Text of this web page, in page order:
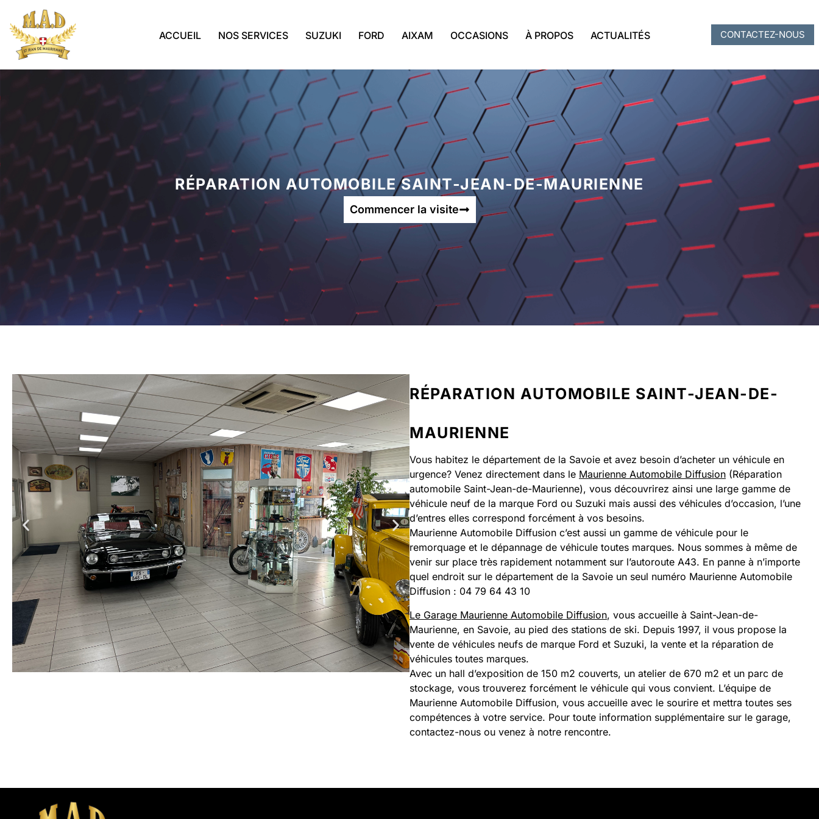
ACCUEIL NOS SERVICES SUZUKI FORD AIXAM OCCASIONS À PROPOS ACTUALITÉS CONTACTEZ-NOUS
RÉPARATION AUTOMOBILE SAINT-JEAN-DE-MAURIENNE
Commencer la visite
RÉPARATION AUTOMOBILE SAINT-JEAN-DE-
MAURIENNE
Vous habitez le département de la Savoie et avez besoin d’acheter un véhicule en
urgence? Venez directement dans le Maurienne Automobile Diffusion (Réparation
automobile Saint-Jean-de-Maurienne), vous découvrirez ainsi une large gamme de
véhicule neuf de la marque Ford ou Suzuki mais aussi des véhicules d’occasion, l’une
d’entres elles correspond forcément à vos besoins.
Maurienne Automobile Diffusion c’est aussi un gamme de véhicule pour le
remorquage et le dépannage de véhicule toutes marques. Nous sommes à même de
venir sur place très rapidement notamment sur l’autoroute A43. En panne à n’importe
quel endroit sur le département de la Savoie un seul numéro Maurienne Automobile
Diffusion : 04 79 64 43 10
Le Garage Maurienne Automobile Diffusion, vous accueille à Saint-Jean-de-
Maurienne, en Savoie, au pied des stations de ski. Depuis 1997, il vous propose la
vente de véhicules neufs de marque Ford et Suzuki, la vente et la réparation de
véhicules toutes marques.
Avec un hall d’exposition de 150 m2 couverts, un atelier de 670 m2 et un parc de
stockage, vous trouverez forcément le véhicule qui vous convient. L’équipe de
Maurienne Automobile Diffusion, vous accueille avec le sourire et mettra toutes ses
compétences à votre service. Pour toute information supplémentaire sur le garage,
contactez-nous ou venez à notre rencontre.